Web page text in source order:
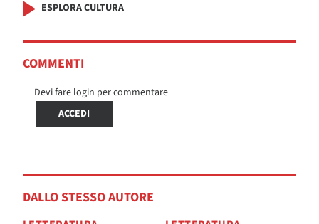
ESPLORA CULTURA
COMMENTI
Devi fare login per commentare
ACCEDI
DALLO STESSO AUTORE